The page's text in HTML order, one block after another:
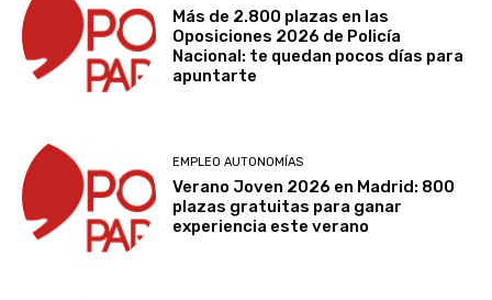
Más de 2.800 plazas en las
Oposiciones 2026 de Policía
Nacional: te quedan pocos días para
apuntarte
EMPLEO AUTONOMÍAS
Verano Joven 2026 en Madrid: 800
plazas gratuitas para ganar
experiencia este verano